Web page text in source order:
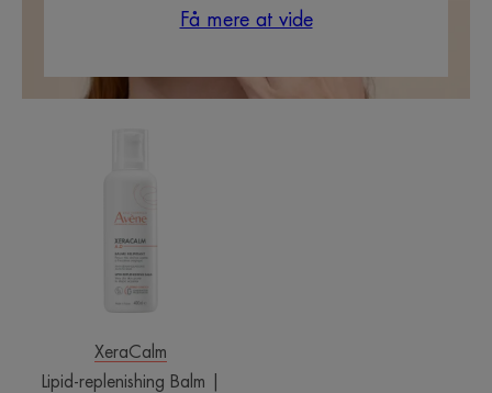
Få mere at vide
Creme
til
meget
tør
kløende
hud
XeraCalm
Lipid-replenishing Balm |